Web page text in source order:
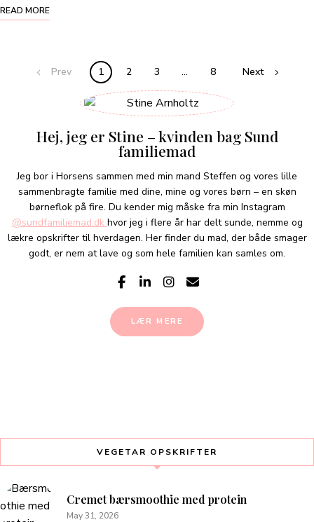
READ MORE
Prev 1 2 3 … 8 Next
Hej, jeg er Stine – kvinden bag Sund
familiemad
Jeg bor i Horsens sammen med min mand Steffen og vores lille
sammenbragte familie med dine, mine og vores børn – en skøn
børneflok på fire. Du kender mig måske fra min Instagram
@sundfamiliemad.dk hvor jeg i flere år har delt sunde, nemme og
lækre opskrifter til hverdagen. Her finder du mad, der både smager
godt, er nem at lave og som hele familien kan samles om.
LÆR MERE
VEGETAR OPSKRIFTER
Cremet bærsmoothie med protein
May 31, 2026